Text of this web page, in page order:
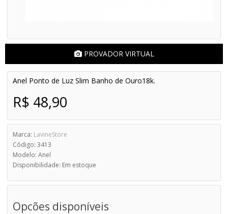
PROVADOR VIRTUAL
Anel Ponto de Luz Slim Banho de Ouro18k.
R$ 48,90
Marca: LavineStore
Código: 3413
Modelo: Anel
Disponibilidade: Em estoque
Opcões disponíveis